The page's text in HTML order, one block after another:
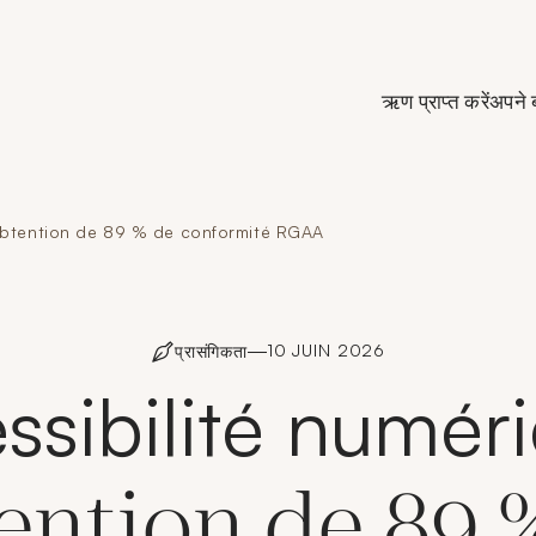
ऋण प्राप्त करेंअपने
de 89 % de conformité RGAA
प्रासंगिकता 10 JUIN 2026